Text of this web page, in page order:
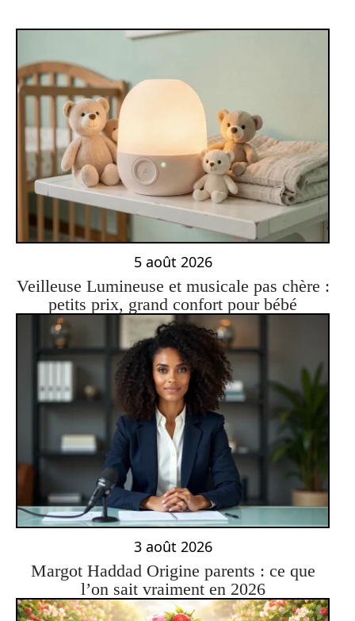
5 août 2026
Veilleuse Lumineuse et musicale pas chère :
petits prix, grand confort pour bébé
3 août 2026
Margot Haddad Origine parents : ce que
l’on sait vraiment en 2026